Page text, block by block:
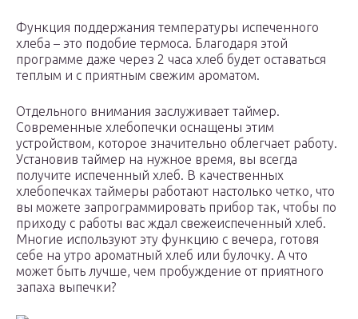
Функция поддержания температуры испеченного
хлеба – это подобие термоса. Благодаря этой
программе даже через 2 часа хлеб будет оставаться
теплым и с приятным свежим ароматом.
Отдельного внимания заслуживает таймер.
Современные хлебопечки оснащены этим
устройством, которое значительно облегчает работу.
Установив таймер на нужное время, вы всегда
получите испеченный хлеб. В качественных
хлебопечках таймеры работают настолько четко, что
вы можете запрограммировать прибор так, чтобы по
приходу с работы вас ждал свежеиспеченный хлеб.
Многие используют эту функцию с вечера, готовя
себе на утро ароматный хлеб или булочку. А что
может быть лучше, чем пробуждение от приятного
запаха выпечки?